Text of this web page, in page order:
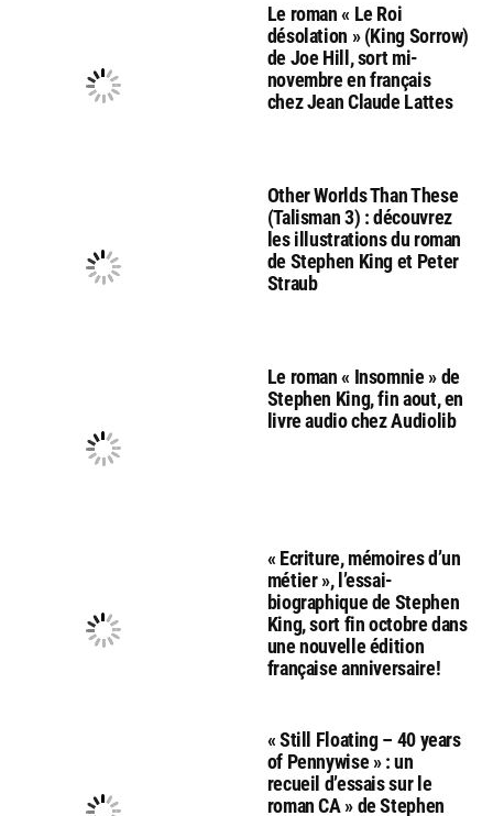
Le roman « Le Roi
désolation » (King Sorrow)
de Joe Hill, sort mi-
novembre en français
chez Jean Claude Lattes
Other Worlds Than These
(Talisman 3) : découvrez
les illustrations du roman
de Stephen King et Peter
Straub
Le roman « Insomnie » de
Stephen King, fin aout, en
livre audio chez Audiolib
« Ecriture, mémoires d’un
métier », l’essai-
biographique de Stephen
King, sort fin octobre dans
une nouvelle édition
française anniversaire!
« Still Floating – 40 years
of Pennywise » : un
recueil d’essais sur le
roman CA » de Stephen